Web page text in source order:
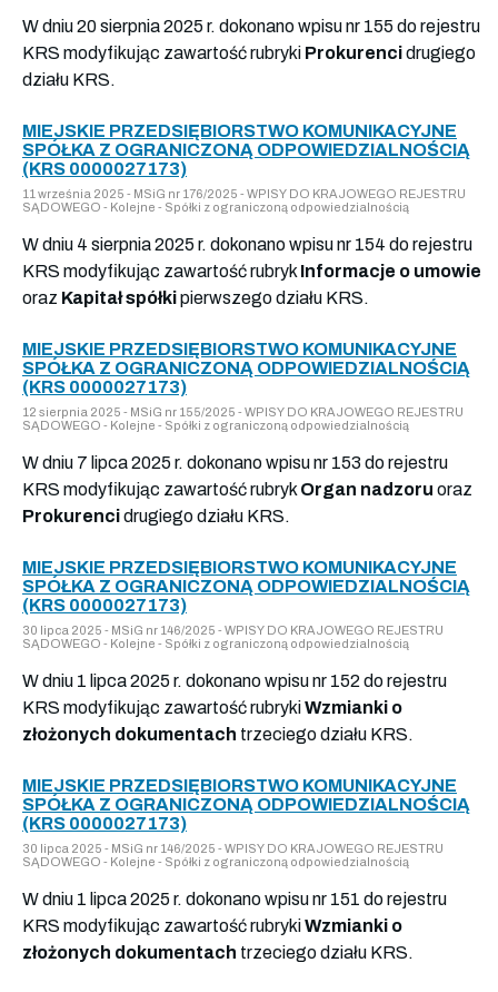
W dniu 20 sierpnia 2025 r. dokonano wpisu nr 155 do rejestru
KRS modyfikując zawartość rubryki Prokurencidrugiego
działu KRS.
MIEJSKIE PRZEDSIĘBIORSTWO KOMUNIKACYJNE
SPÓŁKA Z OGRANICZONĄ ODPOWIEDZIALNOŚCIĄ
(KRS 0000027173)
11 września 2025 - MSiG nr 176/2025 - WPISY DO KRAJOWEGO REJESTRU
SĄDOWEGO - Kolejne - Spółki z ograniczoną odpowiedzialnością
W dniu 4 sierpnia 2025 r. dokonano wpisu nr 154 do rejestru
KRS modyfikując zawartość rubryk Informacje o umowie
oraz Kapitał spółkipierwszego działu KRS.
MIEJSKIE PRZEDSIĘBIORSTWO KOMUNIKACYJNE
SPÓŁKA Z OGRANICZONĄ ODPOWIEDZIALNOŚCIĄ
(KRS 0000027173)
12 sierpnia 2025 - MSiG nr 155/2025 - WPISY DO KRAJOWEGO REJESTRU
SĄDOWEGO - Kolejne - Spółki z ograniczoną odpowiedzialnością
W dniu 7 lipca 2025 r. dokonano wpisu nr 153 do rejestru
KRS modyfikując zawartość rubryk Organ nadzoru oraz
Prokurencidrugiego działu KRS.
MIEJSKIE PRZEDSIĘBIORSTWO KOMUNIKACYJNE
SPÓŁKA Z OGRANICZONĄ ODPOWIEDZIALNOŚCIĄ
(KRS 0000027173)
30 lipca 2025 - MSiG nr 146/2025 - WPISY DO KRAJOWEGO REJESTRU
SĄDOWEGO - Kolejne - Spółki z ograniczoną odpowiedzialnością
W dniu 1 lipca 2025 r. dokonano wpisu nr 152 do rejestru
KRS modyfikując zawartość rubrykiWzmianki o
złożonych dokumentach trzeciego działu KRS.
MIEJSKIE PRZEDSIĘBIORSTWO KOMUNIKACYJNE
SPÓŁKA Z OGRANICZONĄ ODPOWIEDZIALNOŚCIĄ
(KRS 0000027173)
30 lipca 2025 - MSiG nr 146/2025 - WPISY DO KRAJOWEGO REJESTRU
SĄDOWEGO - Kolejne - Spółki z ograniczoną odpowiedzialnością
W dniu 1 lipca 2025 r. dokonano wpisu nr 151 do rejestru
KRS modyfikując zawartość rubrykiWzmianki o
złożonych dokumentach trzeciego działu KRS.